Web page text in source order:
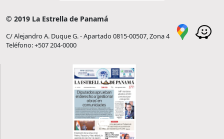
© 2019 La Estrella de Panamá
C/ Alejandro A. Duque G. - Apartado 0815-00507, Zona 4
Teléfono: +507 204-0000